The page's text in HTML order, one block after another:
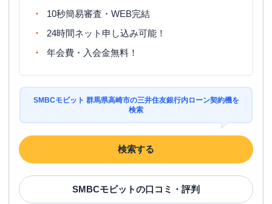
10秒簡易審査・WEB完結
24時間ネット申し込み可能！
年会費・入会金無料！
SMBCモビット 群馬県高崎市の三井住友銀行内ローン契約機を
検索
検索する
SMBCモビットの口コミ・評判